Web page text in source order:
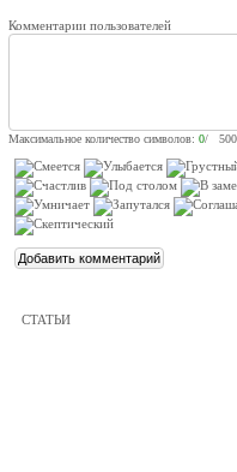
Комментарии пользователей
Максимальное количество символов: 0/ 500
СТАТЬИ